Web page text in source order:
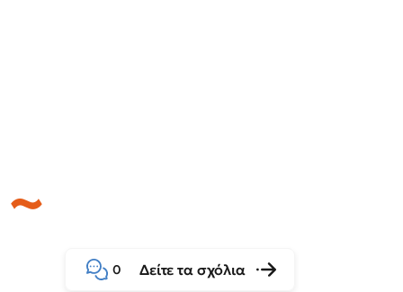
0 Δείτε τα σχόλια